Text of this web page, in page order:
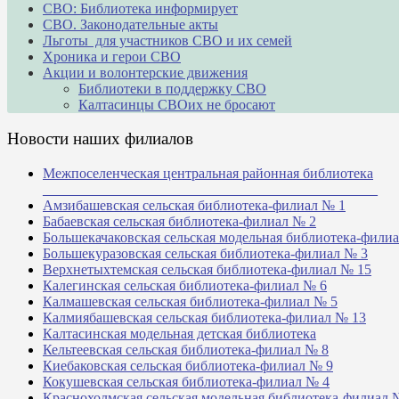
СВО: Библиотека информирует
СВО. Законодательные акты
Льготы для участников СВО и их семей
Хроника и герои СВО
Акции и волонтерские движения
Библиотеки в поддержку СВО
Калтасинцы СВОих не бросают
Новости наших филиалов
Межпоселенческая центральная районная библиотека
Амзибашевская сельская библиотека-филиал № 1
Бабаевская сельская библиотека-филиал № 2
Большекачаковская сельская модельная библиотека-
Большекуразовская сельская библиотека-филиал № 3
Верхнетыхтемская сельская библиотека-филиал № 15
Калегинская сельская библиотека-филиал № 6
Калмашевская сельская библиотека-филиал № 5
Калмиябашевская сельская библиотека-филиал № 13
Калтасинская модельная детская библиотека
Кельтеевская сельская библиотека-филиал № 8
Киебаковская сельская библиотека-филиал № 9
Кокушевская сельская библиотека-филиал № 4